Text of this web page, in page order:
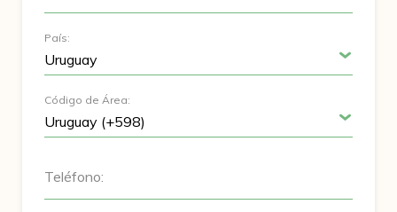
País:
Código de Área:
Teléfono: